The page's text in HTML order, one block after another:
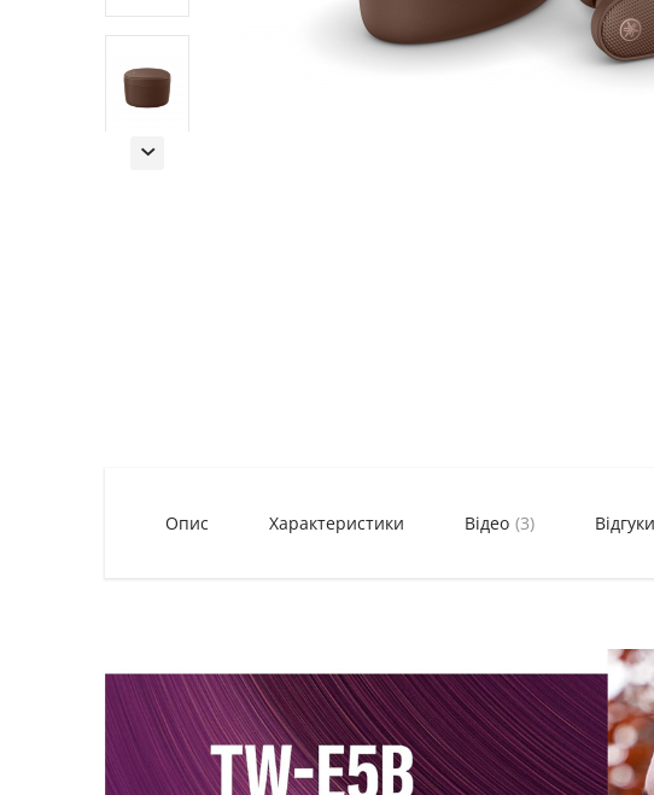
Опис Характеристики Відео (3) Відгуки